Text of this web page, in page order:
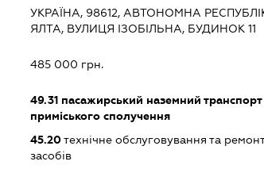
УКРАЇНА, 98612, АВТОНОМНА
ЯЛТА, ВУЛИЦЯ ІЗОБІЛЬНА, БУДИНОК 11
485 000 грн.
49.31 пасажирський наземний транспорт
приміського сполучення
45.20технічне обслуговування та
засобів